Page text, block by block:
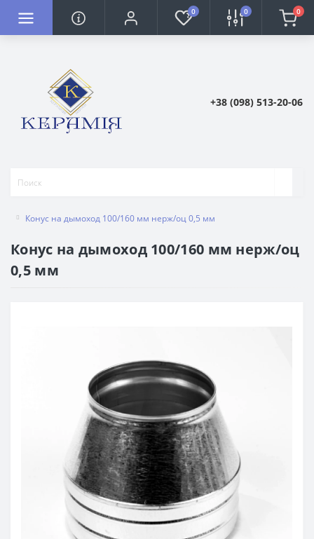
0 0 0
+38 (098) 513-20-06
Конус на дымоход 100/160 мм нерж/оц 0,5 мм
Конус на дымоход 100/160 мм нерж/оц
0,5 мм